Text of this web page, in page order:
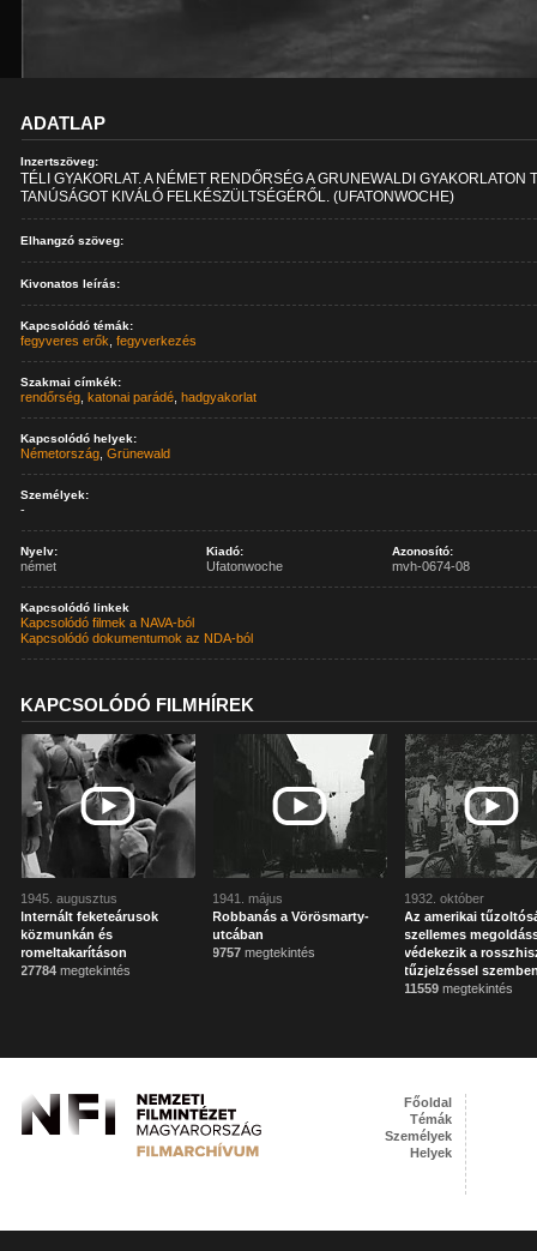
ADATLAP
Inzertszöveg:
TÉLI GYAKORLAT. A NÉMET RENDŐRSÉG A GRUNEWALDI GYAKORLATON
TANÚSÁGOT KIVÁLÓ FELKÉSZÜLTSÉGÉRŐL. (UFATONWOCHE)
Elhangzó szöveg:
Kivonatos leírás:
Kapcsolódó témák:
fegyveres erők ,fegyverkezés
Szakmai címkék:
rendőrség ,katonai parádé ,hadgyakorlat
Kapcsolódó helyek:
Németország ,Grünewald
Személyek:
-
Nyelv:
német
Kiadó:
Ufatonwoche
Azonosító:
mvh-0674-08
Kapcsolódó linkek
Kapcsolódó filmek a NAVA-ból
Kapcsolódó dokumentumok az NDA-ból
KAPCSOLÓDÓ FILMHÍREK
1945. augusztus
Internált feketeárusok
közmunkán és
romeltakarításon
27784 megtekintés
1941. május
Robbanás a Vörösmarty-
utcában
9757 megtekintés
1932. október
Az amerikai
szellemes
védekezik a
tűzjelzéssel
11559 megtekintés
Főoldal
Témák
Személyek
Helyek